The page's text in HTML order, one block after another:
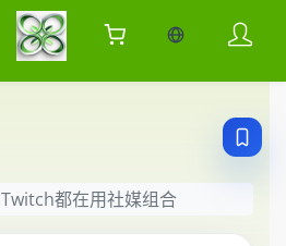
当前语言：中
Twitch都在用社媒组合